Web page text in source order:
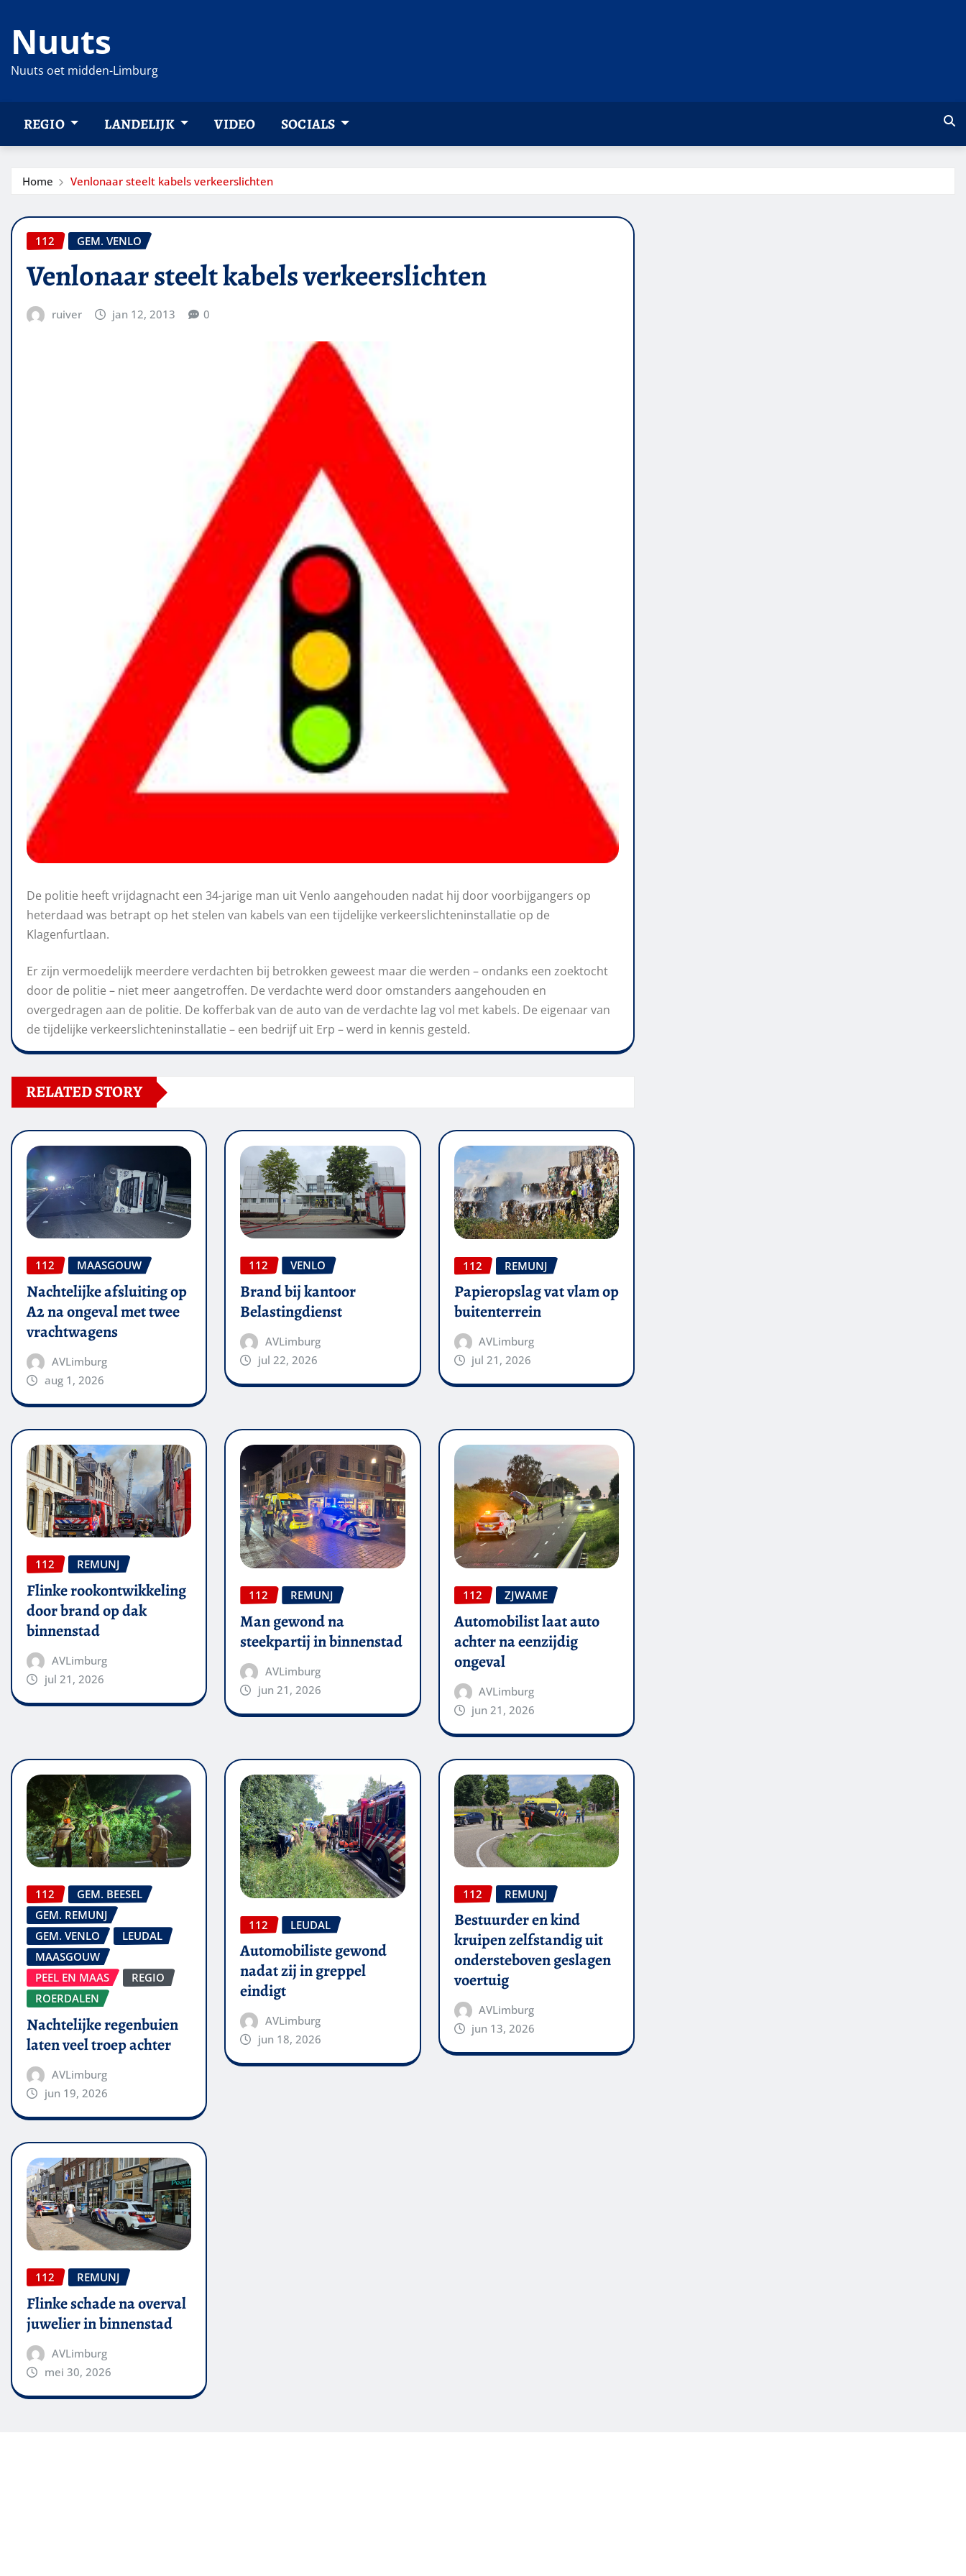
naar
inhoud
Nuuts
Nuuts oet midden-Limburg
REGIO LANDELIJK VIDEO SOCIALS
Home Venlonaar steelt kabels verkeerslichten
112 GEM. VENLO
Venlonaar steelt kabels verkeerslichten
ruiver jan 12, 2013 0
De politie heeft vrijdagnacht een 34-jarige man uit Venlo aangehouden nadat hij door voorbijgangers op
heterdaad was betrapt op het stelen van kabels van een tijdelijke verkeerslichteninstallatie op de
Klagenfurtlaan.
Er zijn vermoedelijk meerdere verdachten bij betrokken geweest maar die werden – ondanks een zoektocht
door de politie – niet meer aangetroffen. De verdachte werd door omstanders aangehouden en
overgedragen aan de politie. De kofferbak van de auto van de verdachte lag vol met kabels. De eigenaar van
de tijdelijke verkeerslichteninstallatie – een bedrijf uit Erp – werd in kennis gesteld.
RELATED STORY
112 MAASGOUW
Nachtelijke afsluiting op
A2 na ongeval met twee
vrachtwagens
AVLimburg
aug 1, 2026
112 VENLO
Brand bij kantoor
Belastingdienst
AVLimburg
jul 22, 2026
112 REMUNJ
Papieropslag vat vlam op
buitenterrein
AVLimburg
jul 21, 2026
112 REMUNJ
Flinke rookontwikkeling
door brand op dak
binnenstad
AVLimburg
jul 21, 2026
112 REMUNJ
Man gewond na
steekpartij in binnenstad
AVLimburg
jun 21, 2026
112 ZJWAME
Automobilist laat auto
achter na eenzijdig
ongeval
AVLimburg
jun 21, 2026
112
GEM. BEESEL
GEM. REMUNJ
GEM. VENLO
LEUDAL
MAASGOUW
PEEL EN MAAS
REGIO
ROERDALEN
Nachtelijke regenbuien
laten veel troep achter
AVLimburg
jun 19, 2026
112 LEUDAL
Automobiliste gewond
nadat zij in greppel
eindigt
AVLimburg
jun 18, 2026
112 REMUNJ
Bestuurder en kind
kruipen zelfstandig uit
ondersteboven geslagen
voertuig
AVLimburg
jun 13, 2026
112 REMUNJ
Flinke schade na overval
juwelier in binnenstad
AVLimburg
mei 30, 2026